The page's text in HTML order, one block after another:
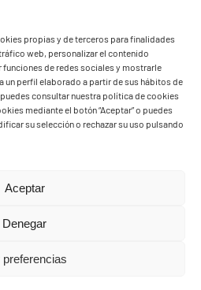
propias y de terceros para finalidades
web, personalizar el contenido
de redes sociales y mostrarle
un perfil elaborado a partir de sus hábitos de
consultar nuestra política de cookies
mediante el botón “Aceptar” o puedes
su selección o rechazar su uso pulsando
Aceptar
Denegar
preferencias